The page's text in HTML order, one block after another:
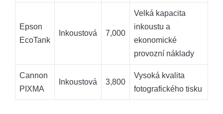
Epson
EcoTank
Inkoustová 7,000
Velká kapacita
inkoustu a
ekonomické
provozní náklady
Cannon
PIXMA
Inkoustová 3,800
Vysoká kvalita
fotografického tisku